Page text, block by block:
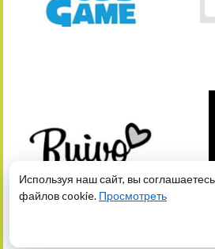
Используя наш сайт, вы
файлов cookie. Просмотреть